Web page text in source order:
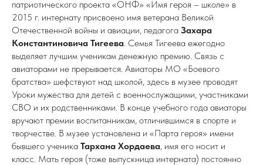
патриотического проекта «ОНФ» «Имя героя – школе» в
2015 г. интернату присвоено имя ветерана Великой
Отечественной войны и авиации, педагога Захара
Константиновича Тигеева. Семья Тигеева ежегодно
выделяет лучшим ученикам денежную премию. Связь с
авиаторами не прерывается. Авиаторы МО «Боевого
братства» шефствуют над школой, здесь в музее проводят
Уроки мужества для детей с военнослужащими, участниками
СВО и их родственниками. В конце учебного года авиаторы
вручают премии воспитанникам, отличившимся в спорте и
творчестве. В музее установлена и «Парта героя» имени
бывшего ученика Тархана Хордаева, имя его носит и
класс. Мать героя (тоже выпускница интерната) постоянно